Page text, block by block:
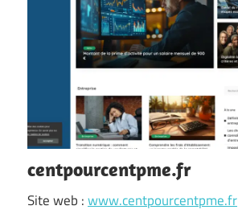
centpourcentpme.fr
Site web :www.centpourcentpme.fr